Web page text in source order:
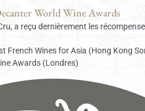
World Wine Awards
a reçu dernièrement les
French Wines for Asia (Hong Kong
Awards (Londres)